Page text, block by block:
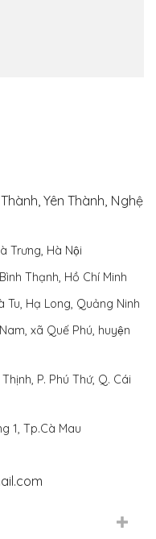
Yên Thành, Nghệ
Trưng, Hà Nội
Thạnh, Hồ Chí Minh
Tu, Hạ Long, Quảng Ninh
xã Quế Phú, huyện
P. Phú Thứ, Q. Cái
1, Tp.Cà Mau